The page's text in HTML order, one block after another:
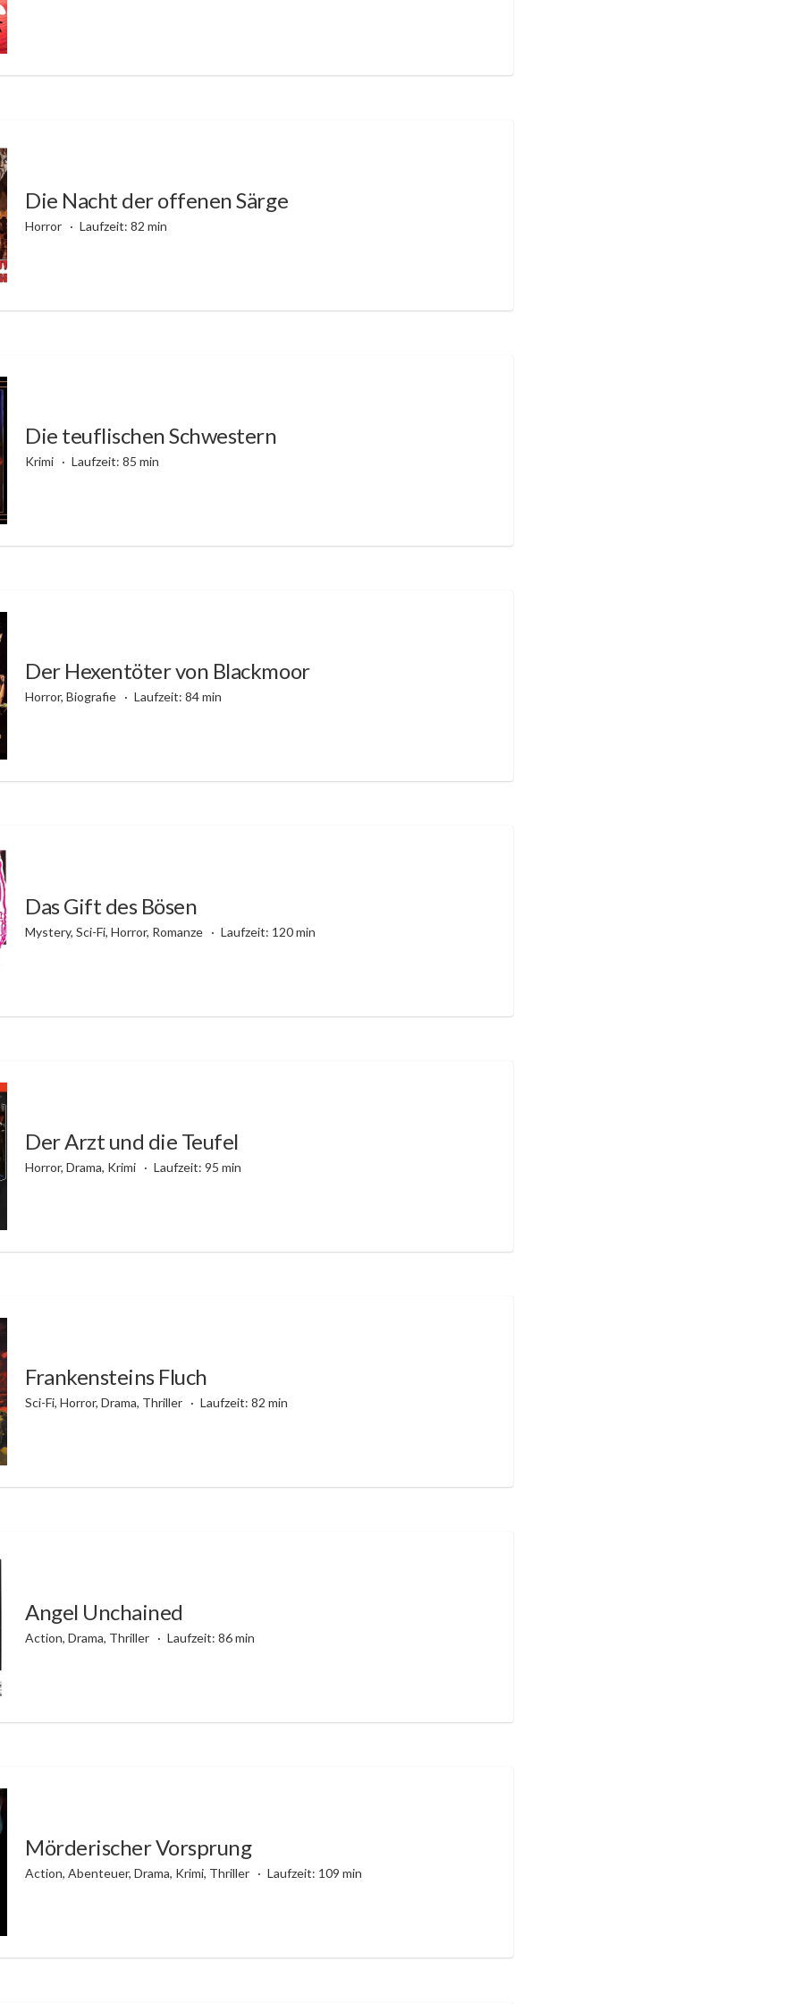
Die Nacht der offenen Särge
Horror Laufzeit: 82 min
Die teuflischen Schwestern
Krimi Laufzeit: 85 min
Der Hexentöter von Blackmoor
Horror, Biografie Laufzeit: 84 min
Das Gift des Bösen
Mystery, Sci-Fi, Horror, Romanze Laufzeit: 120 min
Der Arzt und die Teufel
Horror, Drama, Krimi Laufzeit: 95 min
Frankensteins Fluch
Sci-Fi, Horror, Drama, Thriller Laufzeit: 82 min
Angel Unchained
Action, Drama, Thriller Laufzeit: 86 min
Mörderischer Vorsprung
Action, Abenteuer, Drama, Krimi, Thriller Laufzeit: 109 min